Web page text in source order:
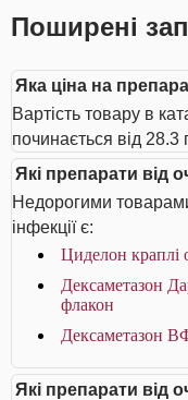
Поширені
Яка ціна на
Вартість товару в
починається від 28.3
Які препарати від
Недорогими
інфекції є:
Циделон краплі
Дексаметазон
флакон
Дексаметазон
Які препарати від